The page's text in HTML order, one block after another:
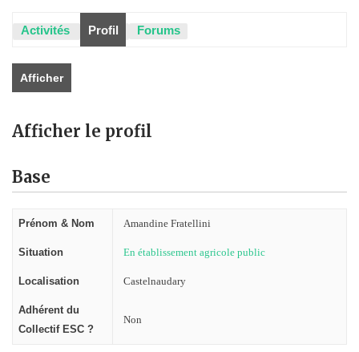
Activités Profil Forums
Afficher
Afficher le profil
Base
Prénom & Nom Amandine Fratellini
Situation En établissement agricole public
Localisation Castelnaudary
Adhérent du
Collectif ESC ?
Non